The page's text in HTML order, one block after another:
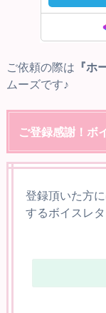
ご依頼の際は 『ホ
ムーズです♪
ご登録感謝！ボ
登録頂いた方
するボイスレ